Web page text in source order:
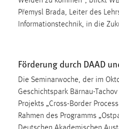
Přemysl Brada, Leiter des
Informationstechnik, in die
Förderung durch DAAD
Die Seminarwoche, der im
Geschichtspark Bärnau-
Projekts „Cross-Border
Rahmen des Programms
Vimeo